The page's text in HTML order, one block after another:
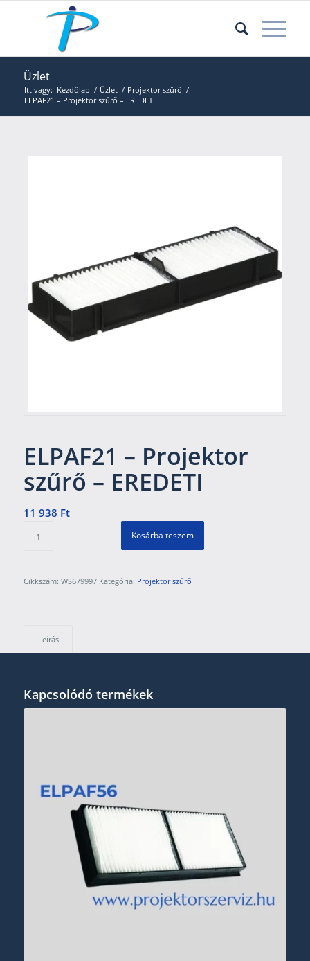
Üzlet
Itt vagy: Kezdőlap / Üzlet / Projektor szűrő /
ELPAF21 – Projektor szűrő – EREDETI
ELPAF21 – Projektor
szűrő – EREDETI
11 938 Ft
Kosárba teszem
Cikkszám: WS679997 Kategória: Projektor szűrő
Leírás
Kapcsolódó termékek